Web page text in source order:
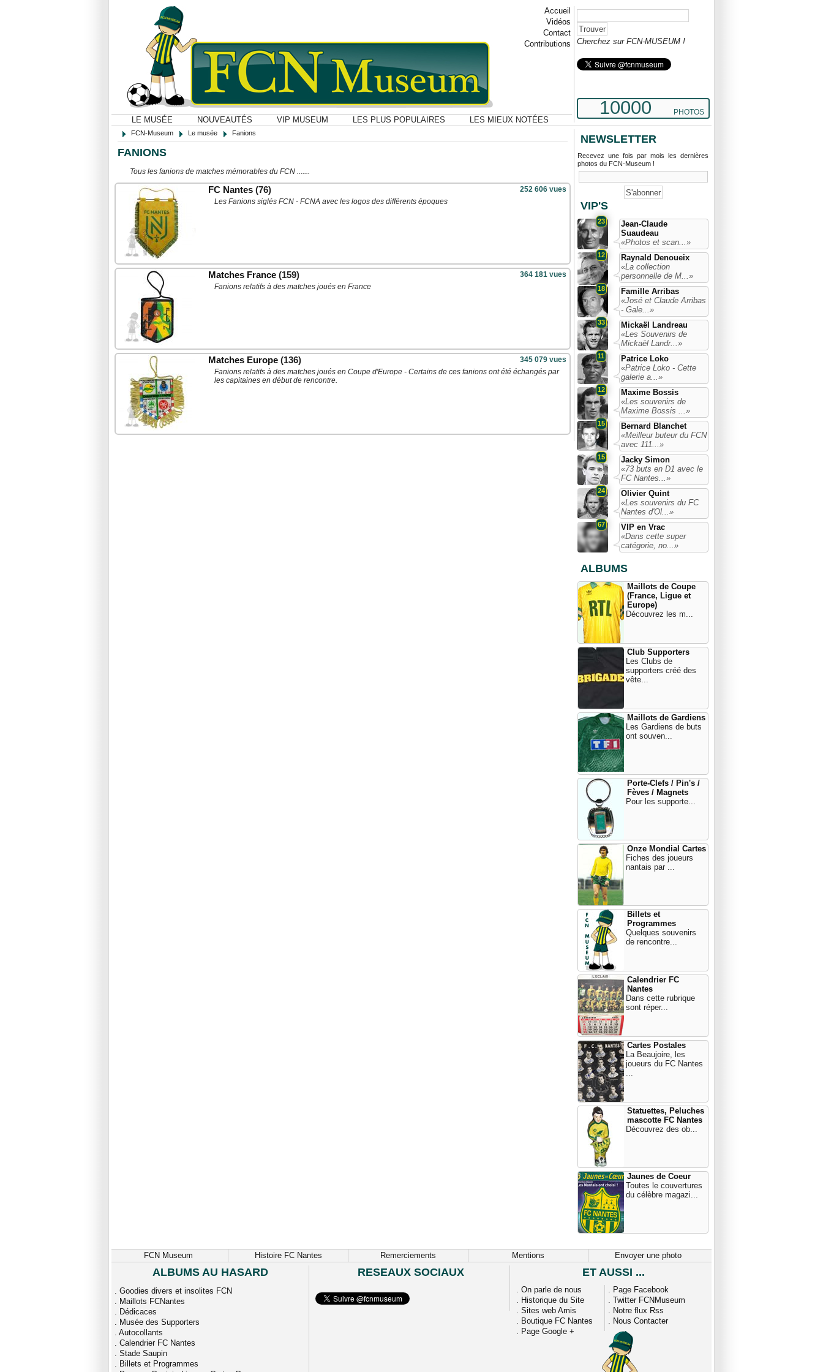
Accueil
Vidéos
Contact
Contributions
LE MUSÉE NOUVEAUTÉS VIP MUSEUM LES PLUS POPULAIRES LES MIEUX NOTÉES
Cherchez sur FCN-MUSEUM !
10000 PHOTOS
FCN-Museum Le musée Fanions
FANIONS
Tous les fanions de matches mémorables du FCN .......
FC Nantes (76) 252 606 vues
Les Fanions siglés FCN - FCNA avec les logos des différents époques
Matches France (159) 364 181 vues
Fanions relatifs à des matches joués en France
Matches Europe (136) 345 079 vues
Fanions relatifs à des matches joués en Coupe d'Europe - Certains de ces fanions ont été échangés par
les capitaines en début de rencontre.
NEWSLETTER
Recevez une fois par mois les dernières
photos du FCN-Museum !
VIP'S
23
Jean-Claude
Suaudeau
«Photos et scan...»
12
Raynald Denoueix
«La collection
personnelle de M...»
18
Famille Arribas
«José et Claude Arribas
- Gale...»
33
Mickaël Landreau
«Les Souvenirs de
Mickaël Landr...»
11
Patrice Loko
«Patrice Loko - Cette
galerie a...»
12
Maxime Bossis
«Les souvenirs de
Maxime Bossis ...»
15
Bernard Blanchet
«Meilleur buteur du FCN
avec 111...»
15
Jacky Simon
«73 buts en D1 avec le
FC Nantes...»
24
Olivier Quint
«Les souvenirs du FC
Nantes d'Ol...»
67
VIP en Vrac
«Dans cette super
catégorie, no...»
ALBUMS
Maillots de Coupe
(France, Ligue et
Europe)
Découvrez les m...
Club Supporters
Les Clubs de
supporters créé des
vête...
Maillots de Gardiens
Les Gardiens de buts
ont souven...
Porte-Clefs / Pin's /
Fèves / Magnets
Pour les supporte...
Onze Mondial Cartes
Fiches des joueurs
nantais par ...
Billets et
Programmes
Quelques souvenirs
de rencontre...
Calendrier FC
Nantes
Dans cette rubrique
sont réper...
Cartes Postales
La Beaujoire, les
joueurs du FC Nantes
...
Statuettes, Peluches
mascotte FC Nantes
Découvrez des ob...
Jaunes de Coeur
Toutes le couvertures
du célèbre magazi...
FCN Museum Histoire FC Nantes Remerciements Mentions Envoyer une photo
ALBUMS AU HASARD
. Goodies divers et insolites FCN
. Maillots FCNantes
. Dédicaces
. Musée des Supporters
. Autocollants
. Calendrier FC Nantes
. Stade Saupin
. Billets et Programmes
RESEAUX SOCIAUX ET AUSSI ...
. On parle de nous
. Historique du Site
. Sites web Amis
. Boutique FC Nantes
. Page Google +
. Page Facebook
. Twitter FCNMuseum
. Notre flux Rss
. Nous Contacter